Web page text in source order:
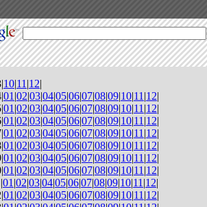
10|11 |12|
01 |02|03|04|05|06|07|08|09|10|11 |12|
01 |02|03|04|05|06|07|08|09|10|11 |12|
01 |02|03|04|05|06|07|08|09|10|11 |12|
01 |02|03|04|05|06|07|08|09|10|11 |12|
01 |02|03|04|05|06|07|08|09|10|11 |12|
01 |02|03|04|05|06|07|08|09|10|11 |12|
01 |02|03|04|05|06|07|08|09|10|11 |12|
01 |02|03|04|05|06|07|08|09|10|11 |12|
01 |02|03|04|05|06|07|08|09|10|11 |12|